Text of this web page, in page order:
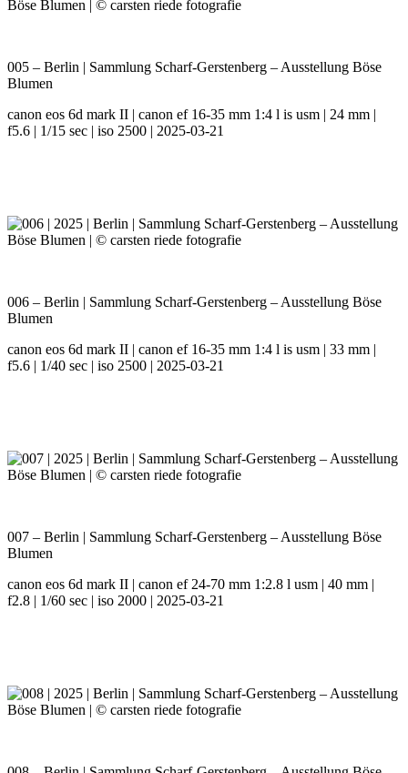
005 – Berlin | Sammlung Scharf-Gerstenberg – Ausstellung Böse
Blumen
canon eos 6d mark II | canon ef 16-35 mm 1:4 l is usm | 24 mm |
f5.6 | 1/15 sec | iso 2500 | 2025-03-21
006 – Berlin | Sammlung Scharf-Gerstenberg – Ausstellung Böse
Blumen
canon eos 6d mark II | canon ef 16-35 mm 1:4 l is usm | 33 mm |
f5.6 | 1/40 sec | iso 2500 | 2025-03-21
007 – Berlin | Sammlung Scharf-Gerstenberg – Ausstellung Böse
Blumen
canon eos 6d mark II | canon ef 24-70 mm 1:2.8 l usm | 40 mm |
f2.8 | 1/60 sec | iso 2000 | 2025-03-21